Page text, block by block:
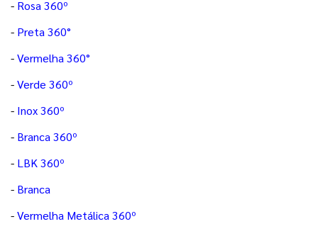
- Rosa 360º
- Preta 360°
-Vermelha 360°
-Verde 360º
- Inox 360º
- Branca 360º
- LBK 360º
- Branca
-Vermelha Metálica 360º